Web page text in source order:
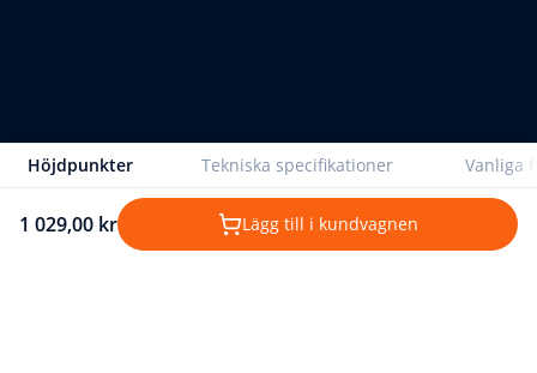
Höjdpunkter Tekniska specifikationer Vanliga
1 029,00 kr Lägg till i kundvagnen